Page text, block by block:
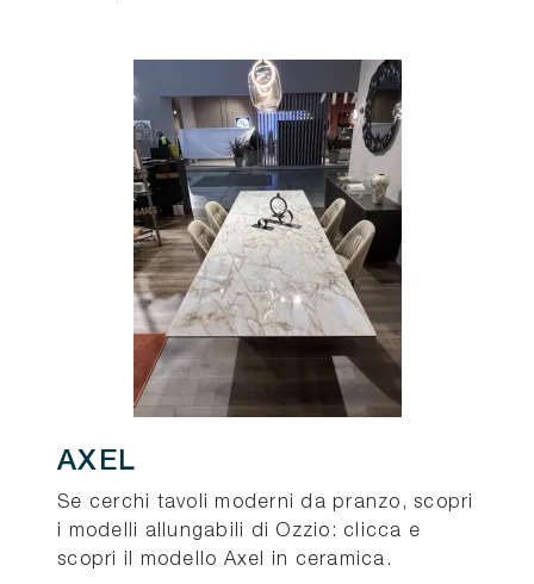
AXEL
Se cerchi tavoli moderni da pranzo, scopri
i modelli allungabili di Ozzio: clicca e
scopri il modello Axel in ceramica.